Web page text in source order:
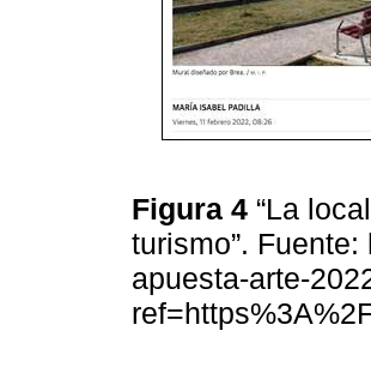
Figura 4 “La
turismo”.
apuesta-arte-